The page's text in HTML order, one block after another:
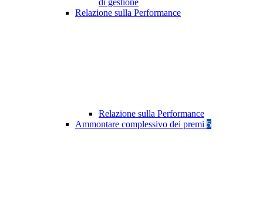
di gestione
Relazione sulla Performance
Relazione sulla Performance
Ammontare complessivo dei premi 5